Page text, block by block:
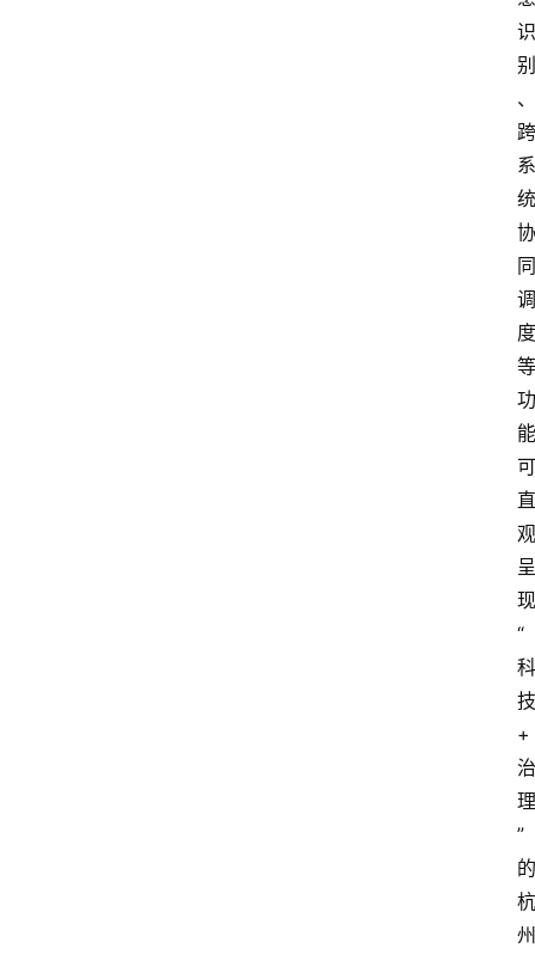
识
别
、
跨
系
统
协
同
调
度
等
功
能
可
直
观
呈
现
“
科
技
+
治
理
”
的
杭
州